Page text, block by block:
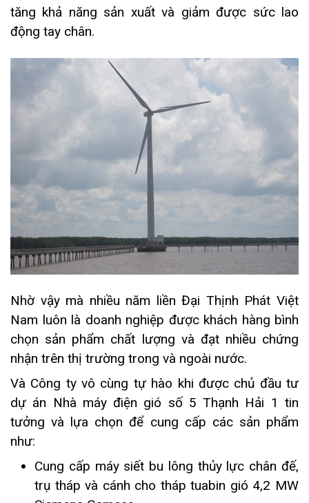
tăng khả năng sản xuất và giảm được sức lao
động tay chân.
Nhờ vậy mà nhiều năm liền Đại Thịnh Phát Việt
Nam luôn là doanh nghiệp được khách hàng bình
chọn sản phẩm chất lượng và đạt nhiều chứng
nhận trên thị trường trong và ngoài nước.
Và Công ty vô cùng tự hào khi được chủ đầu tư
dự án Nhà máy điện gió số 5 Thạnh Hải 1 tin
tưởng và lựa chọn để cung cấp các sản phẩm
như:
Cung cấp máy siết bu lông thủy lực chân đế,
trụ tháp và cánh cho tháp tuabin gió 4,2 MW